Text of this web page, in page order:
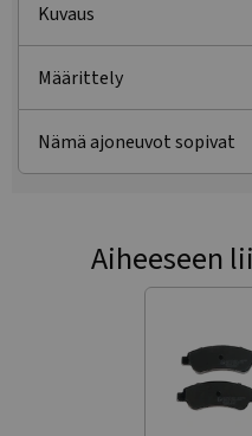
Kuvaus
Määrittely
Nämä ajoneuvot sopivat
Aiheeseen